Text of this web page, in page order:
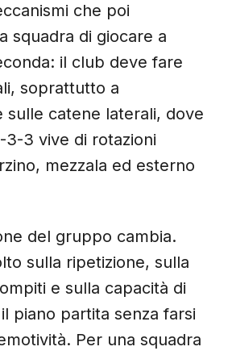
che poi
squadra di giocare a
il club deve fare
soprattutto a
sulle catene laterali, dove
3-3 vive di rotazioni
mezzala ed esterno
del gruppo cambia.
sulla ripetizione, sulla
e sulla capacità di
piano partita senza farsi
Per una squadra